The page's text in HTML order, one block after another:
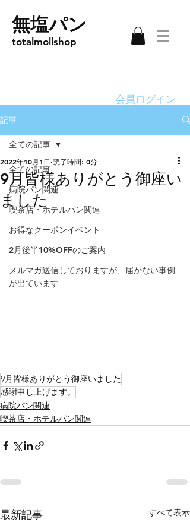
totalmollshop
無塩パン
会員ログイン
記事
全ての記事
病院パン関連
喫茶店・ホテルパン関連
お得なクーポンイベント
2月後半10%OFFのご案内
メルマガ送信しておりますが、届かない事例
が出ています
全ての記事
9月皆様ありがとう御座い
ました
2022年10月1日 読了時間: 0分
9月皆様ありがとう御座いました
感謝申し上げます。
病院パン関連
喫茶店・ホテルパン関連
最新記事 すべて表示